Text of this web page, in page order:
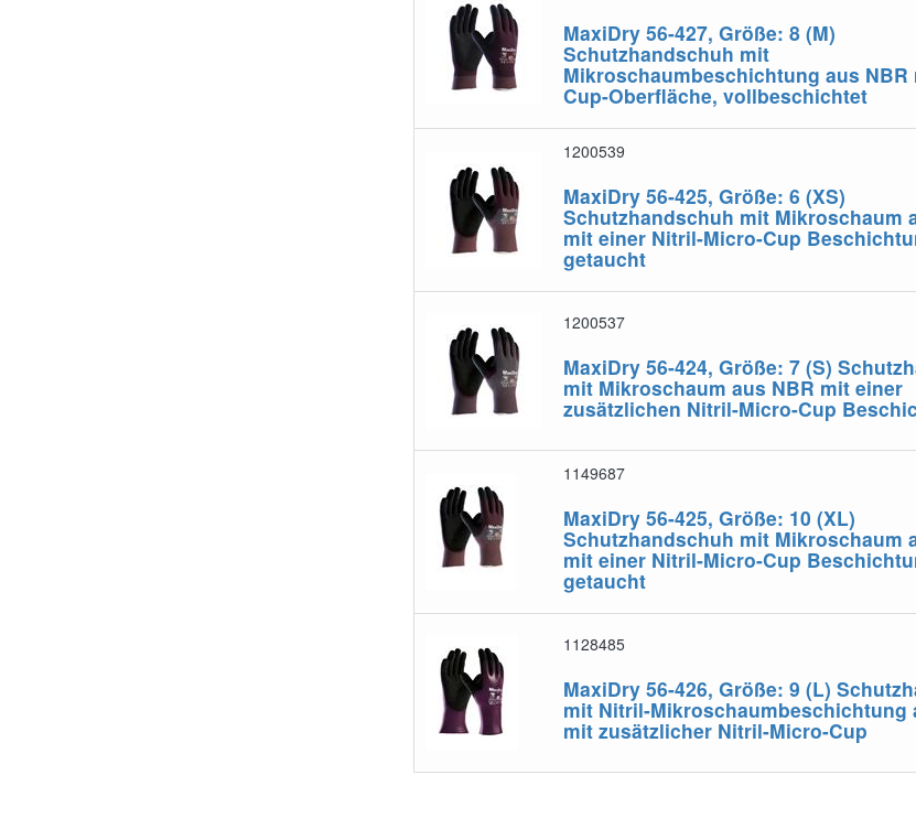
MaxiDry 56-427, Größe: 8 (M)
Schutzhandschuh mit
Mikroschaumbeschichtung aus NBR
Cup-Oberfläche, vollbeschichtet
1200539
MaxiDry 56-425, Größe: 6 (XS)
Schutzhandschuh mit Mikroschaum
mit einer Nitril-Micro-Cup
getaucht
1200537
MaxiDry 56-424, Größe: 7 (S)
mit Mikroschaum aus NBR mit einer
zusätzlichen Nitril-Micro-Cup
1149687
MaxiDry 56-425, Größe: 10 (XL)
Schutzhandschuh mit Mikroschaum
mit einer Nitril-Micro-Cup
getaucht
1128485
MaxiDry 56-426, Größe: 9 (L)
mit Nitril-Mikroschaumbeschichtung
mit zusätzlicher Nitril-Micro-Cup